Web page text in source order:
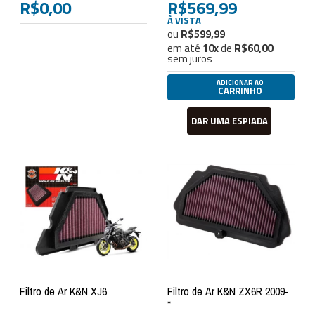
R$0,00 R$569,99
À VISTA
R$599,99
em até 10xde R$60,00
sem juros
ADICIONAR AO
CARRINHO
DAR UMA ESPIADA
Filtro de Ar K&N XJ6
Filtro de Ar K&N ZX6R 2009-
*